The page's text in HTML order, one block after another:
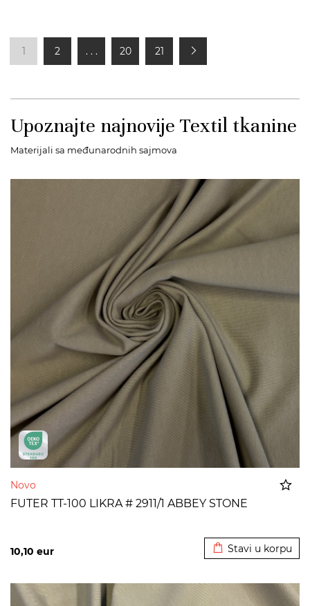
1 2 . . . 20 21
Upoznajte najnovije Textil tkanine
Materijali sa međunarodnih sajmova
Novo
FUTER TT-100 LIKRA # 2911/1 ABBEY STONE
10,10 eur Stavi u korpu